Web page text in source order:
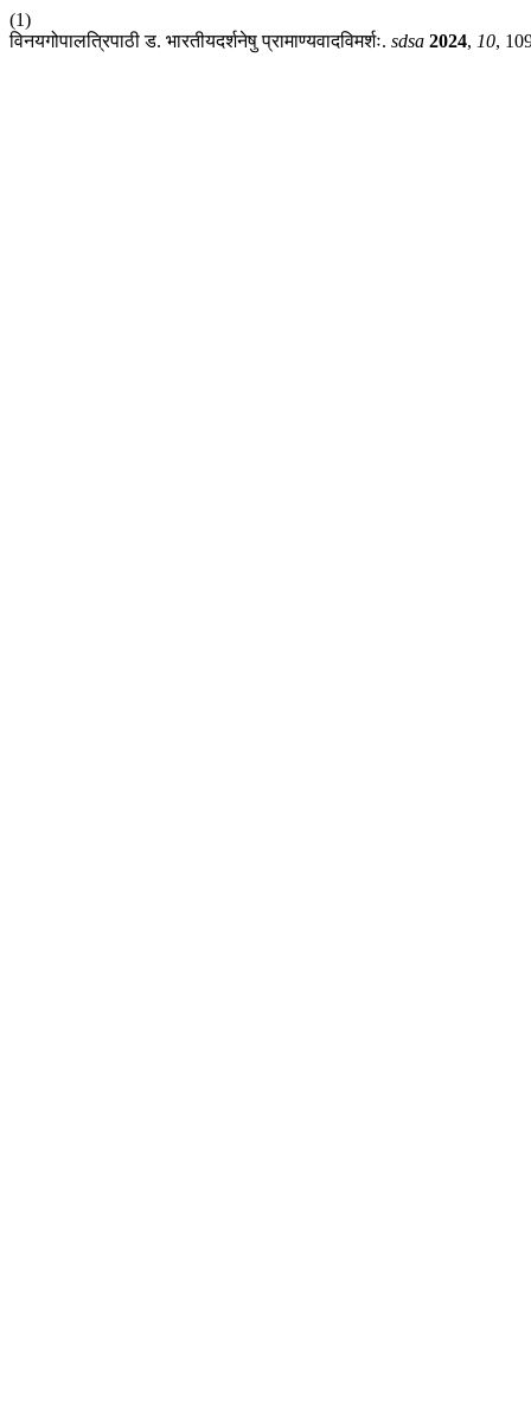
(1)
विनयगोपालत्रिपाठी ड. भारतीयदर्शनेषु प्रामाण्यवादविमर्शः. sdsa 2024, 10,